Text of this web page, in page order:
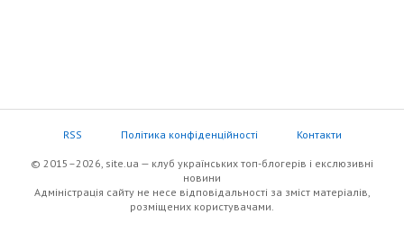
RSS Політика конфіденційності Контакти
© 2015–2026, site.ua — клуб українських топ-блогерів i екслюзивнi
новини
Адміністрація сайту не несе відповідальності за зміст матеріалів,
розміщених користувачами.